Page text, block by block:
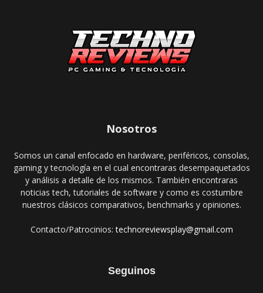
Nosotros
Somos un canal enfocado en hardware, periféricos, consolas,
gaming y tecnología en el cual encontraras desempaquetados
y análisis a detalle de los mismos. También encontraras
noticias tech, tutoriales de software y como es costumbre
nuestros clásicos comparativos, benchmarks y opiniones.
Contacto/Patrocinios:technoreviewsplay@gmail.com
Seguinos